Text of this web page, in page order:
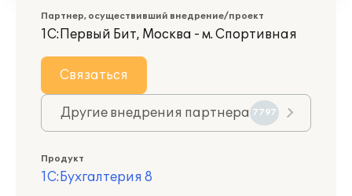
Партнер, осуществивший внедрение/проект
1С:Первый Бит, Москва - м. Спортивная
Связаться
Другие внедрения партнера 7797
Продукт
1С:Бухгалтерия 8